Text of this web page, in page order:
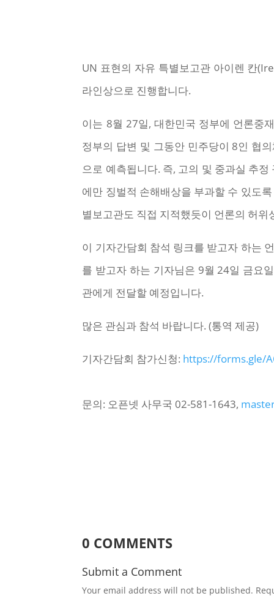
UN 표현의 자유 특별보고관 아이렌 칸
라인상으로 진행합니다.
이는 8월 27일, 대한민국 정부에 언론중
정부의 답변 및 그동안 민주당이 8인 협
으로 예측됩니다. 즉, 고의 및 중과실 추
에만 징벌적 손해배상을 부과할 수 있도
별보고관도 직접 지적했듯이 언론의 허
이 기자간담회 참석 링크를 받고자 하는
를 받고자 하는 기자님은 9월 24일 금요
관에게 전달할 예정입니다.
많은 관심과 참석 바랍니다. (통역 제공)
기자간담회 참가신청: https://forms.gle/
문의: 오픈넷 사무국 02-581-1643,
0 COMMENTS
Submit a Comment
Your email address will not be published.